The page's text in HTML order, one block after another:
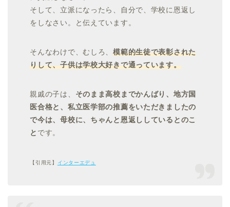
そして、立派になったら、自分で、学校に恩返し
をしなさい。と伝えています。
そんなわけで、むしろ、模範的生徒で表彰された
りして、子供は学校大好きで通っています。
親戚の子は、 そのまま高校までかんばり、地方国
医合格と、私立医学部の推薦をいただきましたの
で今は、母校に、ちゃんと恩返ししているとのこ
と です。
【引用元】 インターエデュ